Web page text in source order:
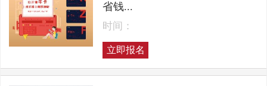
省钱...
时间：
立即报名